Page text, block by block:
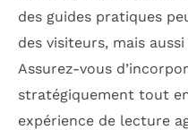
des guides pratiques
des visiteurs, mais
Assurez-vous
stratégiquement tout
expérience de lecture